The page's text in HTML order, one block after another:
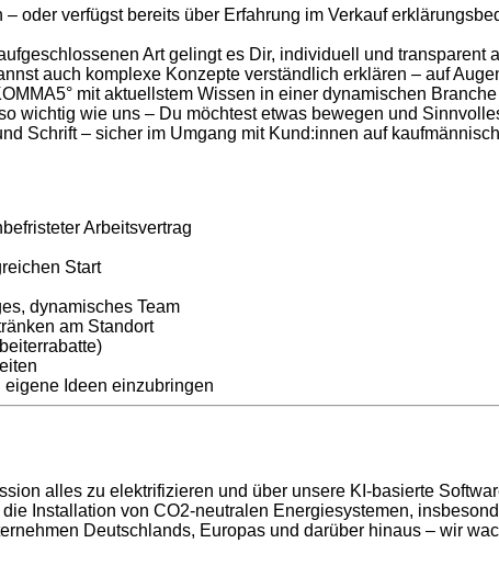
oder verfügst bereits über Erfahrung im Verkauf
Art gelingt es Dir, individuell und
auch komplexe Konzepte verständlich erklären – auf
mit aktuellstem Wissen in einer dynamischen
wichtig wie uns – Du möchtest etwas bewegen und
Schrift – sicher im Umgang mit Kund:innen auf
Arbeitsvertrag
Start
dynamisches Team
am Standort
Ideen einzubringen
alles zu elektrifizieren und über unsere KI-basierte
Installation von CO2-neutralen Energiesystemen,
Deutschlands, Europas und darüber hinaus – wir